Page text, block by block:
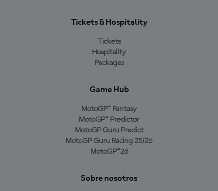
Tickets & Hospitality
Tickets
Hospitality
Packages
Game Hub
MotoGP™ Fantasy
MotoGP™ Predictor
MotoGP Guru Predict
MotoGP Guru Racing 25/26
MotoGP™26
Sobre nosotros